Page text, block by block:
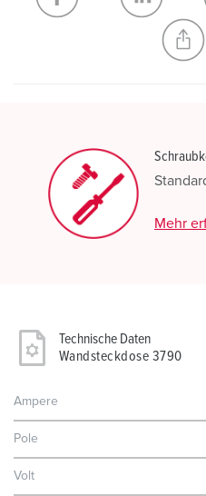
Mehr
Technische Daten
Wandsteckdose 3790
Ampere
Pole
Volt